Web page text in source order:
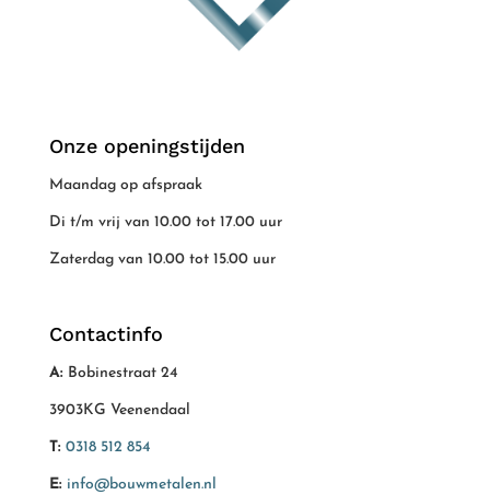
Onze openingstijden
Maandag op afspraak
Di t/m vrij van 10.00 tot 17.00 uur
Zaterdag van 10.00 tot 15.00 uur
Contactinfo
A: Bobinestraat 24
3903KG Veenendaal
T: 0318 512 854
E: info@bouwmetalen.nl